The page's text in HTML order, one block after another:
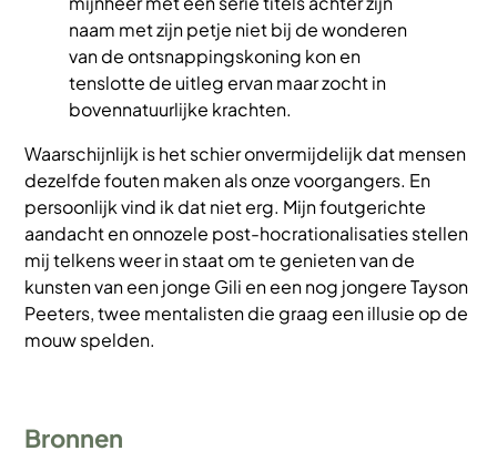
naam met zijn petje niet bij de wonderen
van de ontsnappingskoning kon en
tenslotte de uitleg ervan maar zocht in
bovennatuurlijke krachten.
Waarschijnlijk is het schier onvermijdelijk dat mensen
dezelfde fouten maken als onze voorgangers. En
persoonlijk vind ik dat niet erg. Mijn foutgerichte
aandacht en onnozele post-hocrationalisaties stellen
mij telkens weer in staat om te genieten van de
kunsten van een jonge Gili en een nog jongere Tayson
Peeters, twee mentalisten die graag een illusie op de
mouw spelden.
Bronnen